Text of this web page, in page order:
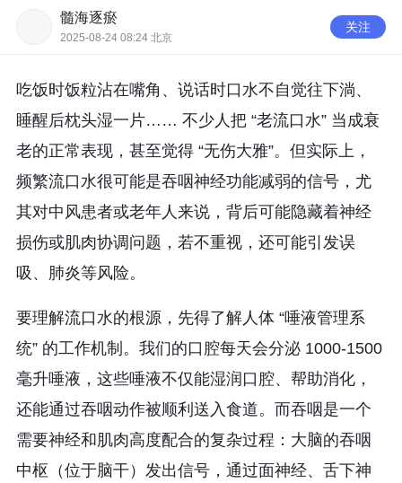
髓海逐瘀
2025-08-24 08:24 北京
关注
吃饭时饭粒沾在嘴角、说话时口水不自觉往下淌、
睡醒后枕头湿一片…… 不少人把 “老流口水” 当成衰
老的正常表现，甚至觉得 “无伤大雅”。但实际上，
频繁流口水很可能是吞咽神经功能减弱的信号，尤
其对中风患者或老年人来说，背后可能隐藏着神经
损伤或肌肉协调问题，若不重视，还可能引发误
吸、肺炎等风险。
要理解流口水的根源，先得了解人体 “唾液管理系
统” 的工作机制。我们的口腔每天会分泌 1000-1500
毫升唾液，这些唾液不仅能湿润口腔、帮助消化，
还能通过吞咽动作被顺利送入食道。而吞咽是一个
需要神经和肌肉高度配合的复杂过程：大脑的吞咽
中枢（位于脑干）发出信号，通过面神经、舌下神